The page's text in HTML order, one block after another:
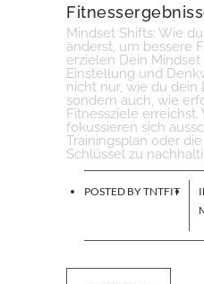
Mindset Shifts: Wie
änderst, um bessere
erzielen Dein
Einstellung und
nicht nur, wie du
sondern auch, wie
Fitnessziele
fokussieren sich
Trainingsplan oder
Schlüssel zu
POSTED BYTNTFIT